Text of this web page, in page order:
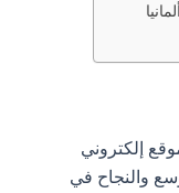
إلكتروني
والنجاح في